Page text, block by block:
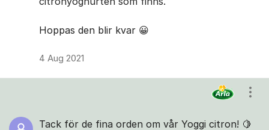
Hoppas den blir kvar 😀
4 Aug 2021
Tack för de fina orden om vår Yoggi citron! 🍋